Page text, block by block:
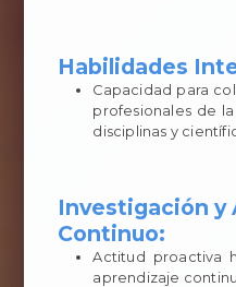
Habilidades
Capacidad para
profesionales de
disciplinas y
Investigación y
Continuo:
Actitud proactiva
aprendizaje